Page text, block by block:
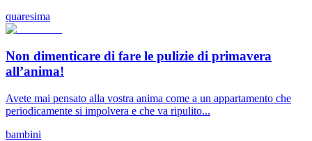
quaresima
Non dimenticare di fare le pulizie di primavera
all’anima!
Avete mai pensato alla vostra anima come a un appartamento che
periodicamente si impolvera e che va ripulito...
bambini